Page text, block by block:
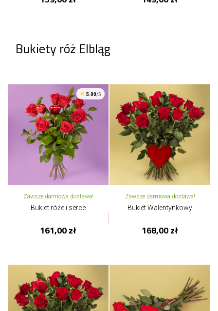
Bukiety róż Elbląg
5.00/5
Zawsze darmowa dostawa!
Bukiet róże i serce
161,00 zł
Zawsze darmowa dostawa!
Bukiet Walentynkowy
168,00 zł